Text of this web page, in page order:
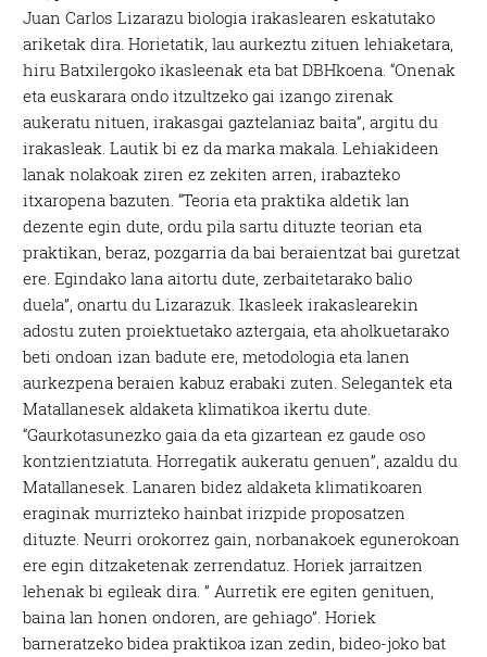
Juan Carlos Lizarazu biologia irakaslearen eskatutako
ariketak dira. Horietatik, lau aurkeztu zituen lehiaketara,
hiru Batxilergoko ikasleenak eta bat DBHkoena. “Onenak
eta euskarara ondo itzultzeko gai izango zirenak
aukeratu nituen, irakasgai gaztelaniaz baita”, argitu du
irakasleak. Lautik bi ez da marka makala. Lehiakideen
lanak nolakoak ziren ez zekiten arren, irabazteko
itxaropena bazuten. “Teoria eta praktika aldetik lan
dezente egin dute, ordu pila sartu dituzte teorian eta
praktikan, beraz, pozgarria da bai beraientzat bai guretzat
ere. Egindako lana aitortu dute, zerbaitetarako balio
duela”, onartu du Lizarazuk. Ikasleek irakaslearekin
adostu zuten proiektuetako aztergaia, eta aholkuetarako
beti ondoan izan badute ere, metodologia eta lanen
aurkezpena beraien kabuz erabaki zuten. Selegantek eta
Matallanesek aldaketa klimatikoa ikertu dute.
“Gaurkotasunezko gaia da eta gizartean ez gaude oso
kontzientziatuta. Horregatik aukeratu genuen”, azaldu du
Matallanesek. Lanaren bidez aldaketa klimatikoaren
eraginak murrizteko hainbat irizpide proposatzen
dituzte. Neurri orokorrez gain, norbanakoek egunerokoan
ere egin ditzaketenak zerrendatuz. Horiek jarraitzen
lehenak bi egileak dira. ” Aurretik ere egiten genituen,
baina lan honen ondoren, are gehiago”. Horiek
barneratzeko bidea praktikoa izan zedin, bideo-joko bat